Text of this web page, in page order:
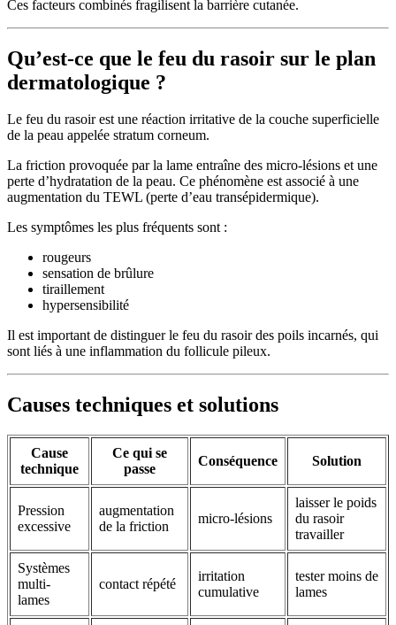
Ces facteurs combinés fragilisent la barrière cutanée.
Qu’est-ce que le feu du rasoir sur le plan
dermatologique ?
Le feu du rasoir est une réaction irritative de la couche superficielle
de la peau appelée stratum corneum.
La friction provoquée par la lame entraîne des micro-lésions et une
perte d’hydratation de la peau. Ce phénomène est associé à une
augmentation du TEWL (perte d’eau transépidermique).
Les symptômes les plus fréquents sont :
rougeurs
sensation de brûlure
tiraillement
hypersensibilité
Il est important de distinguer le feu du rasoir des poils incarnés, qui
sont liés à une inflammation du follicule pileux.
Causes techniques et solutions
Cause
technique
Ce qui se
passe
Conséquence Solution
Pression
excessive
augmentation
de la friction
micro-lésions
laisser le poids
du rasoir
travailler
Systèmes
multi-
lames
contact répété
irritation
cumulative
tester moins de
lames